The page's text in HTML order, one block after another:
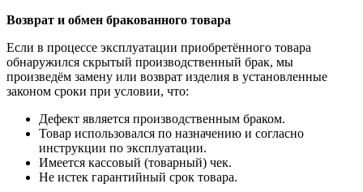
Возврат и обмен бракованного товара
Если в процессе эксплуатации приобретённого товара
обнаружился скрытый производственный брак, мы
произведём замену или возврат изделия в установленные
законом сроки при условии, что:
Дефект является производственным браком.
Товар использовался по назначению и согласно
инструкции по эксплуатации.
Имеется кассовый (товарный) чек.
Не истек гарантийный срок товара.